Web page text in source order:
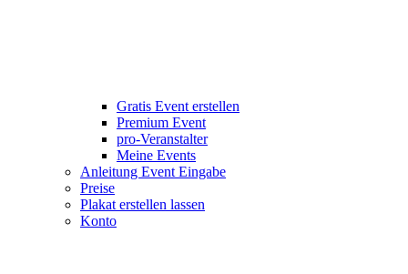
Gratis Event erstellen
Premium Event
pro-Veranstalter
Meine Events
Anleitung Event Eingabe
Preise
Plakat erstellen lassen
Konto